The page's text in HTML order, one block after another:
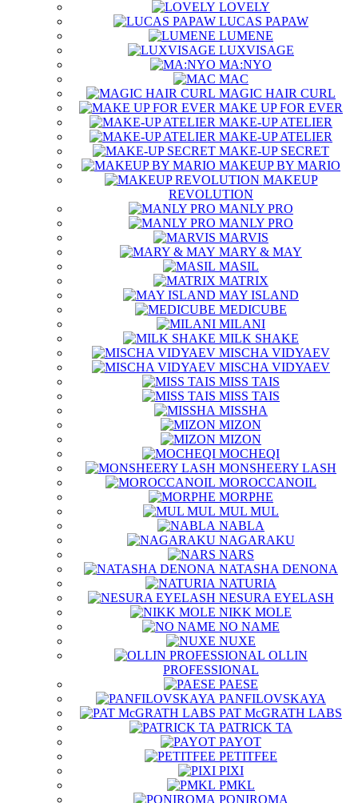
LOVELY
LUCAS PAPAW
LUMENE
LUXVISAGE
MA:NYO
MAC
MAGIC HAIR CURL
MAKE UP FOR EVER
MAKE-UP ATELIER
MAKE-UP ATELIER
MAKE-UP SECRET
MAKEUP BY MARIO
MAKEUP
REVOLUTION
MANLY PRO
MANLY PRO
MARVIS
MARY & MAY
MASIL
MATRIX
MAY ISLAND
MEDICUBE
MILANI
MILK SHAKE
MISCHA VIDYAEV
MISCHA VIDYAEV
MISS TAIS
MISS TAIS
MISSHA
MIZON
MIZON
MOCHEQI
MONSHEERY LASH
MOROCCANOIL
MORPHE
MUL MUL
NABLA
NAGARAKU
NARS
NATASHA DENONA
NATURIA
NESURA EYELASH
NIKK MOLE
NO NAME
NUXE
OLLIN
PROFESSIONAL
PAESE
PANFILOVSKAYA
PAT McGRATH LABS
PATRICK TA
PAYOT
PETITFEE
PIXI
PMKL
PONIROMA